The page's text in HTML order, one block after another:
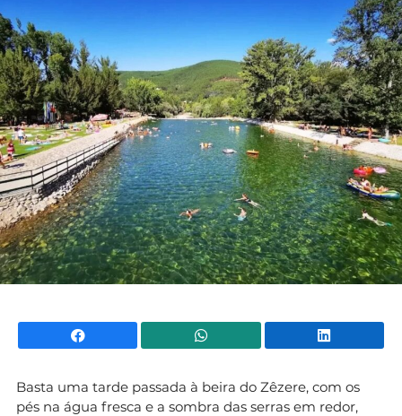
Facebook WhatsApp
Basta uma tarde passada à beira do Zêzere, com os
pés na água fresca e a sombra das serras em redor,